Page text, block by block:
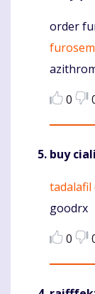
order
0
buy
goodrx
0